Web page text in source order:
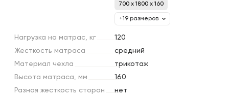
700 x 1800 x 160
+19 размеров
Нагрузка на матрас, кг
120
Жесткость матраса
средний
Материал чехла
трикотаж
Высота матраса, мм
160
Разная жесткость сторон
нет